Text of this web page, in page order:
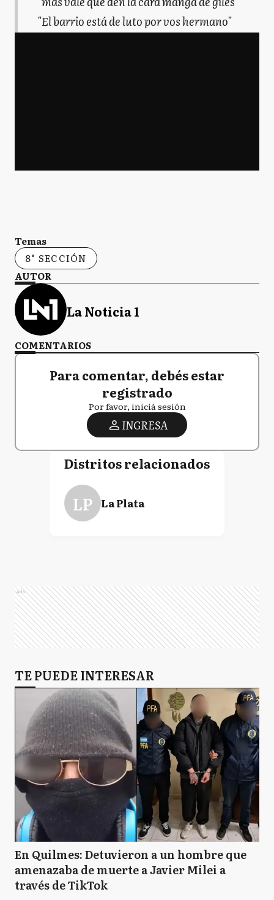
"El barrio está de luto por vos hermano"
Temas
8° SECCIÓN
AUTOR
La Noticia 1
COMENTARIOS
Para comentar, debés estar
registrado
Por favor, iniciá sesión
INGRESA
Distritos relacionados
LP La Plata
Ads
TE PUEDE INTERESAR
En Quilmes: Detuvieron a un hombre que
amenazaba de muerte a Javier Milei a
través de TikTok